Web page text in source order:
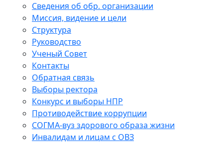
Сведения об обр. организации
Миссия, видение и цели
Структура
Руководство
Ученый Совет
Контакты
Обратная связь
Выборы ректора
Конкурс и выборы НПР
Противодействие коррупции
СОГМА-вуз здорового образа жизни
Инвалидам и лицам с ОВЗ